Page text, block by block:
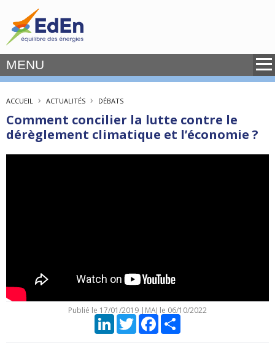
MENU
ACCUEIL › ACTUALITÉS › DÉBATS
Comment concilier la lutte contre le
dérèglement climatique et l’économie ?
Publié le 17/01/2019 MAJ le 06/10/2022
LinkedInTwitterFacebook